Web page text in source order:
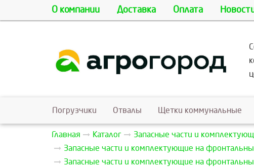
О компании Доставка Оплата
Погрузчики Отвалы Щетки коммунальные
Главная Каталог Запасные части и
Запасные части и комплектующие на
Запасные части и комплектующие на